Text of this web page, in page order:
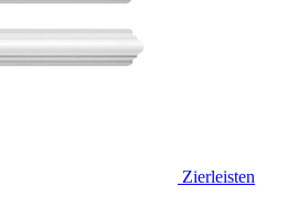
Zierleisten